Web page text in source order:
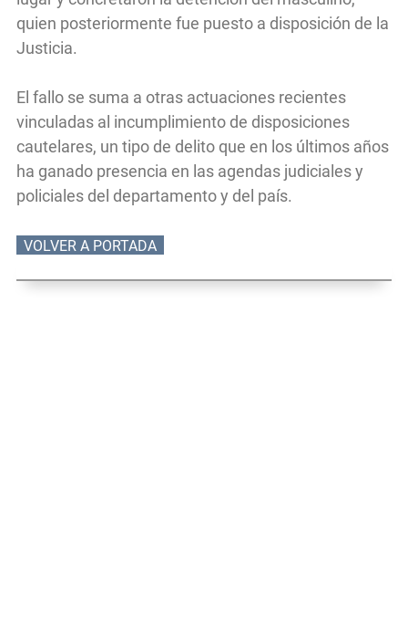
quien posteriormente fue puesto a disposición de la
Justicia.
El fallo se suma a otras actuaciones recientes
vinculadas al incumplimiento de disposiciones
cautelares, un tipo de delito que en los últimos años
ha ganado presencia en las agendas judiciales y
policiales del departamento y del país.
VOLVER A PORTADA